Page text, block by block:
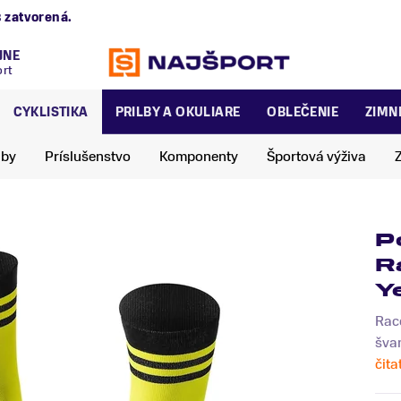
2/Bzatvorená.
CYKLISTIKA PRILBY A OKULIARE OBLEČENIE
Príslušenstvo Komponenty Športová výživa